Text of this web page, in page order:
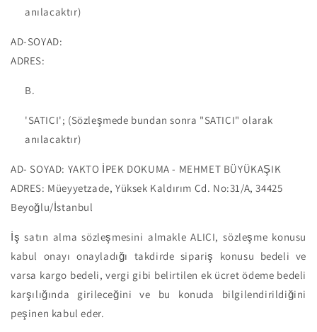
anılacaktır)
AD-SOYAD:
ADRES:
'SATICI'; (Sözleşmede bundan sonra "SATICI" olarak
anılacaktır)
AD- SOYAD: YAKTO İPEK DOKUMA - MEHMET BÜYÜKAŞIK
ADRES: Müeyyetzade, Yüksek Kaldırım Cd. No:31/A, 34425
Beyoğlu/İstanbul
İş satın alma sözleşmesini almakle ALICI, sözleşme konusu
kabul onayı onayladığı takdirde sipariş konusu bedeli ve
varsa kargo bedeli, vergi gibi belirtilen ek ücret ödeme bedeli
karşılığında girileceğini ve bu konuda bilgilendirildiğini
peşinen kabul eder.